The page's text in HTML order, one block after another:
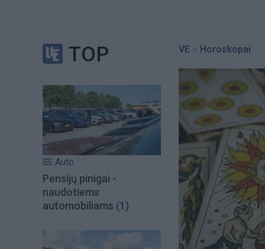
TOP
Auto
Pensijų pinigai -
naudotiems
automobiliams (1)
VE > Horoskopai